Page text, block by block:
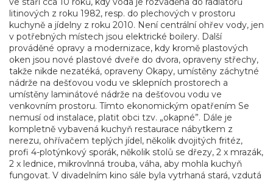
litinových z roku 1982, resp. do plechových v prostoru
kuchyně a jídelny z roku 2010. Není centrální ohřev vody, jen
v potřebných místech jsou elektrické boilery. Další
prováděné opravy a modernizace, kdy kromě plastových
oken jsou nové plastové dveře do dvora, opraveny střechy,
takže nikde nezatéká, opraveny Okapy, umístěny záchytné
nádrže na dešťovou vodu ve sklepních prostorech a
umístěny laminátové nádrže na dešťovou vodu ve
venkovním prostoru. Tímto ekonomickým opatřením Se
nemusí od instalace, platit obci tzv. „okapné”. Dále je
kompletně vybavená kuchyň restaurace nábytkem z
nerezu, ohřívačem teplých jídel, několik dvojitých fritéz,
profi 4-plotýnkový sporák, několik stolů se dřezy, 2 x mrazák,
2 x lednice, mikrovlnná trouba, váha, aby mohla kuchyň
fungovat. V divadelním kino sále byla vytrhaná stará, vzdutá